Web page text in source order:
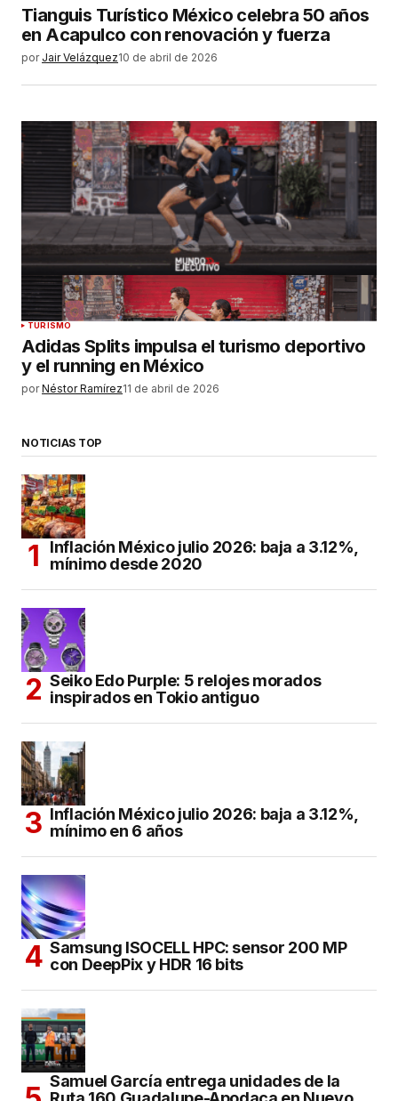
Tianguis Turístico México celebra 50 años
en Acapulco con renovación y fuerza
por Jair Velázquez10 de abril de 2026
TURISMO
Adidas Splits impulsa el turismo deportivo
y el running en México
por Néstor Ramírez11 de abril de 2026
NOTICIAS TOP
Inflación México julio 2026: baja a 3.12%,
mínimo desde 2020
Seiko Edo Purple: 5 relojes morados
inspirados en Tokio antiguo
Inflación México julio 2026: baja a 3.12%,
mínimo en 6 años
Samsung ISOCELL HPC: sensor 200 MP
con DeepPix y HDR 16 bits
Samuel García entrega unidades de la